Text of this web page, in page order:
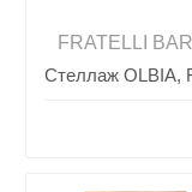
FRATELLI